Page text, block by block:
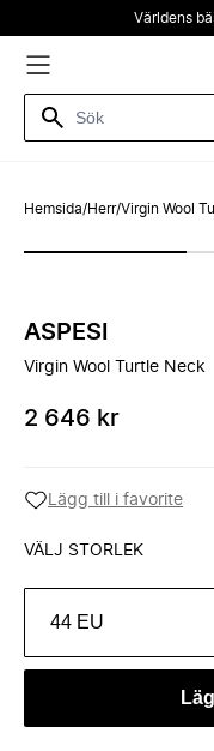
Världens
Hemsida/Herr/Virgin Wool
ASPESI
Virgin Wool Turtle Neck
2 646 kr
Lägg till i favorite
VÄLJ STORLEK
44 EU